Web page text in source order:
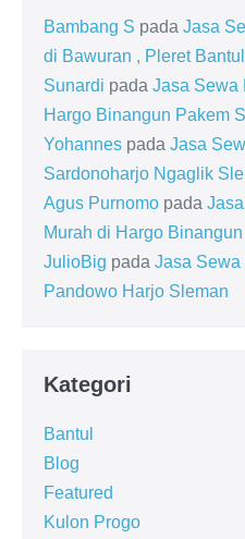
Bambang S pada Jasa
di Bawuran , Pleret Bantul
Sunardi pada Jasa Sewa
Hargo Binangun Pakem
Yohannes pada Jasa
Sardonoharjo Ngaglik
Agus Purnomo pada
Murah di Hargo
JulioBig pada Jasa Sewa
Pandowo Harjo Sleman
Kategori
Bantul
Blog
Featured
Kulon Progo